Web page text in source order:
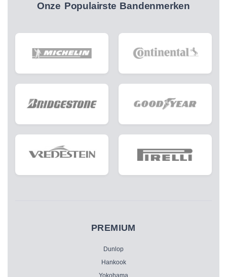
Onze Populairste Bandenmerken
PREMIUM
Dunlop
Hankook
Yokohama